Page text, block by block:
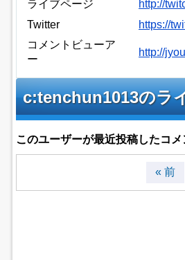
ライブページ
http://
Twitter
https://
コメントビューア
ー
http://
c:tenchun1013のラ
このユーザーが最近投稿したコメ
« 前